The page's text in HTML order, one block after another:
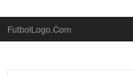
FutbolLogo.Com